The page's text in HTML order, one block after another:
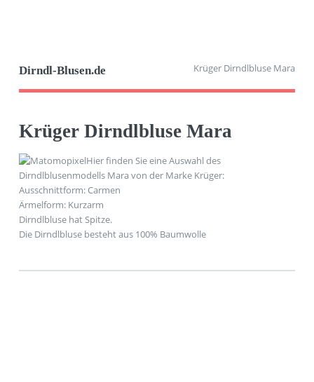
Dirndl-Blusen.de Krüger Dirndlbluse Mara
Krüger Dirndlbluse Mara
Hier finden Sie eine Auswahl des
Dirndlblusenmodells Mara von der Marke Krüger:
Ausschnittform: Carmen
Ärmelform: Kurzarm
Dirndlbluse hat Spitze.
Die Dirndlbluse besteht aus 100% Baumwolle